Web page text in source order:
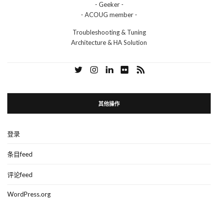
- Geeker -
- ACOUG member -
Troubleshooting & Tuning
Architecture & HA Solution
其他操作
登录
条目feed
评论feed
WordPress.org